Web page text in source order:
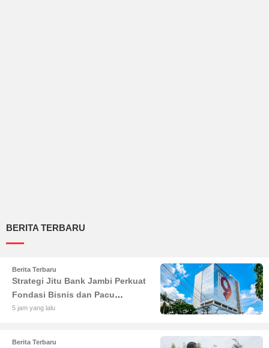
BERITA TERBARU
Berita Terbaru
Strategi Jitu Bank Jambi Perkuat
Fondasi Bisnis dan Pacu
Pertumbuhan Ekonomi Jambi
5 jam yang lalu
Berita Terbaru